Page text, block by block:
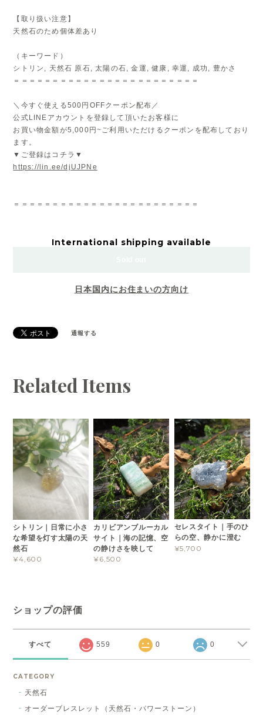
【取り扱い注意】
天然石のため個体差あり
（キーワード）
シトリン, 天然石 原石, 太陽の石, 金運, 健康, 幸運, 成功, 豊かさ
＝＝＝＝＝＝＝＝＝＝＝＝＝＝＝＝＝＝＝＝＝＝＝＝
＼今すぐ使える500円OFFクーポン配布／
公式LINEアカウントを登録して頂いたお客様に
お買い物金額が5,000円~ご利用いただけるクーポンを配布しており
ます。
▼ご登録はコチラ▼
https://lin.ee/djUJPNe
＝＝＝＝＝＝＝＝＝＝＝＝＝＝＝＝＝＝＝＝＝＝＝＝
International shipping available
日本国内にお住まいの方向け
通報する
Related Items
シトリン｜日常に小さ
な希望を灯す太陽の天
然石
¥4,600
カリビアンブルーカル
サイト｜海の記憶、空
の静けさを映して
¥6,500
セレスタイト｜手のひ
らの空、静かに澄む
¥5,700
ショップの評価
すべて 559 0 0
CATEGORY
天然石
オーダーブレスレット（天然石・パワーストーン）